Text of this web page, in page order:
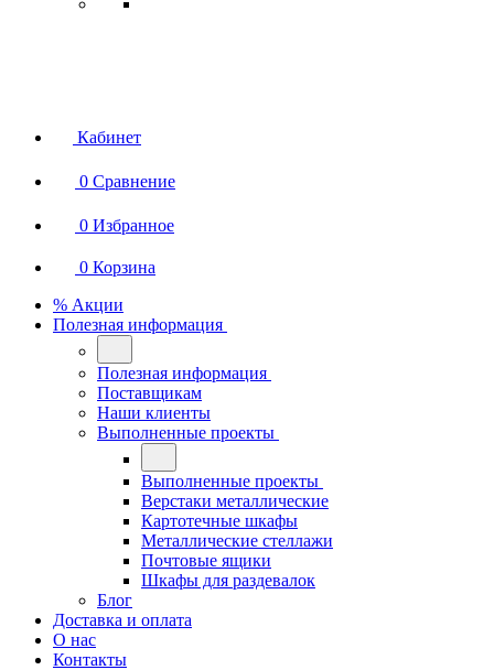
Кабинет
0 Сравнение
0 Избранное
0 Корзина
% Акции
Полезная информация
Полезная информация
Поставщикам
Наши клиенты
Выполненные проекты
Выполненные проекты
Верстаки металлические
Картотечные шкафы
Металлические стеллажи
Почтовые ящики
Шкафы для раздевалок
Блог
Доставка и оплата
О нас
Контакты